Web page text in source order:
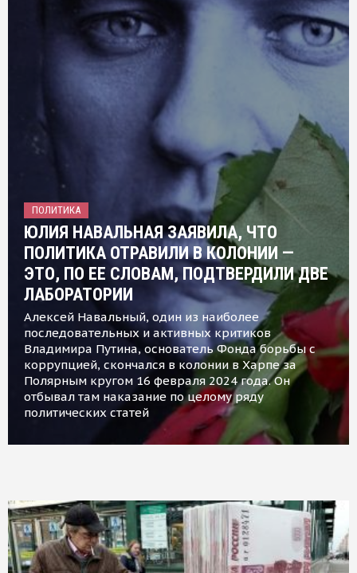
ПОЛИТИКА
ЮЛИЯ НАВАЛЬНАЯ ЗАЯВИЛА, ЧТО
ПОЛИТИКА ОТРАВИЛИ В КОЛОНИИ —
ЭТО, ПО ЕЕ СЛОВАМ, ПОДТВЕРДИЛИ ДВЕ
ЛАБОРАТОРИИ
Алексей Навальный, один из наиболее
последовательных и активных критиков
Владимира Путина, основатель Фонда борьбы с
коррупцией, скончался в колонии в Харпе за
Полярным кругом 16 февраля 2024 года. Он
отбывал там наказание по целому ряду
политических статей